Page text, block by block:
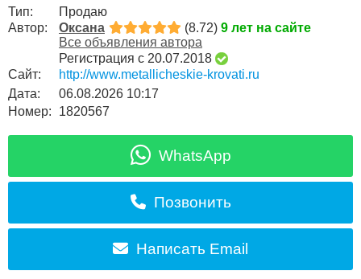
Тип:
Продаю
Автор:
Оксана (8.72) 9 лет на сайте
Все объявления автора
Регистрация с 20.07.2018
Сайт:
http://www.metallicheskie-krovati.ru
Дата:
06.08.2026 10:17
Номер:
1820567
WhatsApp
Позвонить
Написать Email